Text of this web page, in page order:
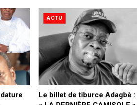
ACTU
Le billet de tiburce Adagbè :